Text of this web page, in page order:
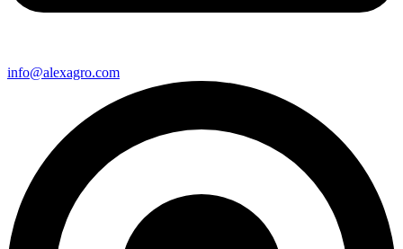
info@alexagro.com